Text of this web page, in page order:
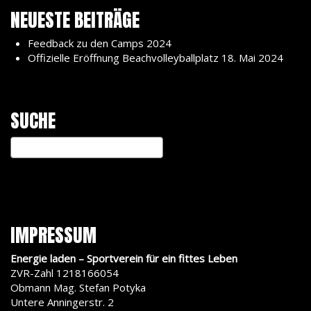
NEUESTE BEITRÄGE
Feedback zu den Camps 2024
Offizielle Eröffnung Beachvolleyballplatz 18. Mai 2024
SUCHE
IMPRESSUM
Energie laden – Sportverein für ein fittes Leben
ZVR-Zahl 1218166054
Obmann Mag. Stefan Potyka
Untere Anningerstr. 2